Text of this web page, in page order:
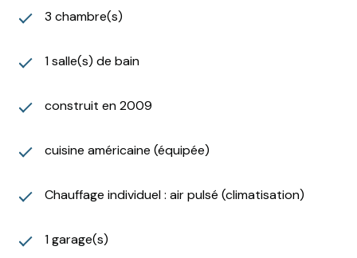
3 chambre(s)
1 salle(s) de bain
construit en 2009
cuisine américaine (équipée)
Chauffage individuel : air pulsé (climatisation)
1 garage(s)